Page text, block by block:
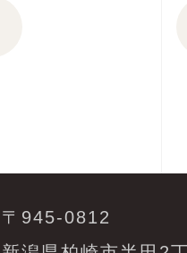
〒945-0812